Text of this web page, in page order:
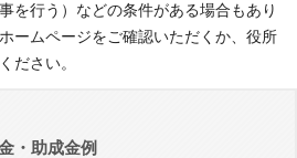
を行う）などの条件がある場合もあり
ームページをご確認いただくか、役所
ださい。
・助成金例